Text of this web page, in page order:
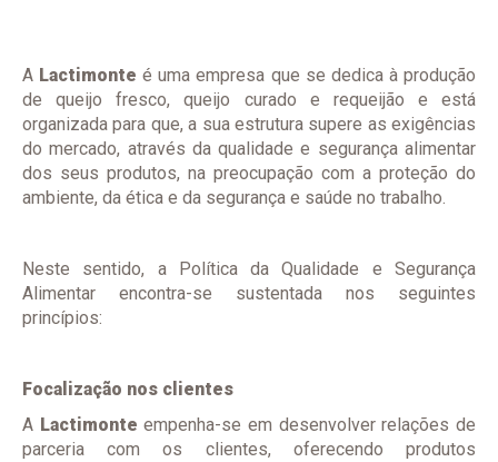
Alimentar
A Lactimonte é uma empresa que se dedica à produção
de queijo fresco, queijo curado e requeijão e está
organizada para que, a sua estrutura supere as exigências
do mercado, através da qualidade e segurança alimentar
dos seus produtos, na preocupação com a proteção do
ambiente, da ética e da segurança e saúde no trabalho.
Neste sentido, a Política da Qualidade e Segurança
Alimentar encontra-se sustentada nos seguintes
princípios:
Focalização nos clientes
A Lactimonte empenha-se em desenvolver relações de
parceria com os clientes, oferecendo produtos